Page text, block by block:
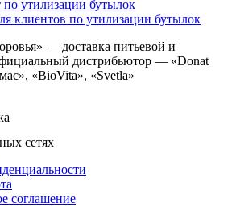
по утилизации бутылок
клиентов по утилизации бутылок
— доставка питьевой и
дистрибьютор — «Donat
«BioVita», «Svetla»
сетях
соглашение